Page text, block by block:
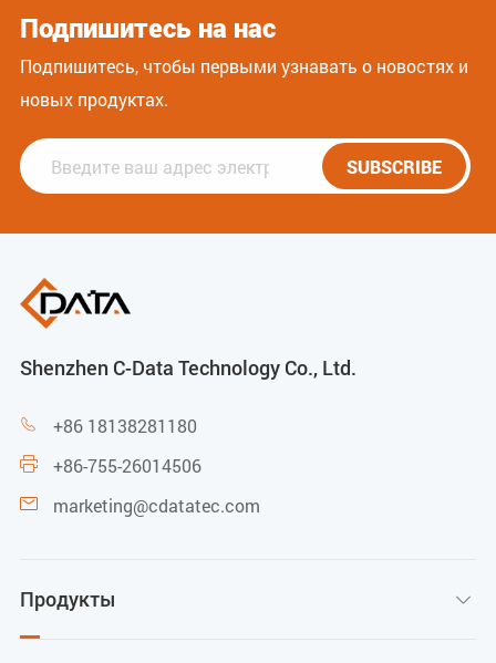
Подпишитесь на нас
Подпишитесь, чтобы первыми узнавать о новостях и
новых продуктах.
SUBSCRIBE
Shenzhen C-Data Technology Co., Ltd.
 +86 18138281180
 +86-755-26014506
 marketing@cdatatec.com
Продукты 